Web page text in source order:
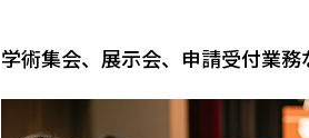
学術集会、展示会、申請受付業務